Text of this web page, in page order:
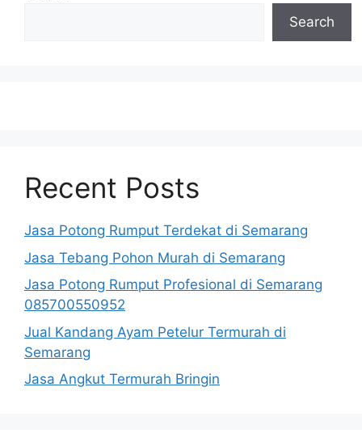
Search
Recent Posts
Jasa Potong Rumput Terdekat di Semarang
Jasa Tebang Pohon Murah di Semarang
Jasa Potong Rumput Profesional di Semarang
085700550952
Jual Kandang Ayam Petelur Termurah di
Semarang
Jasa Angkut Termurah Bringin